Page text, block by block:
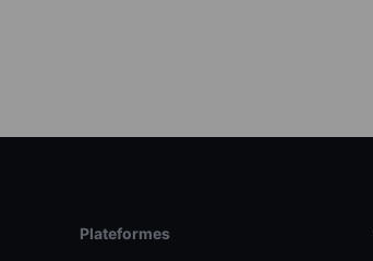
Plateformes